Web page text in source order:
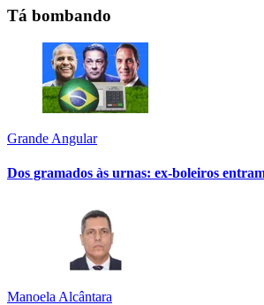
Tá bombando
Grande Angular
Dos gramados às urnas: ex-boleiros
Manoela Alcântara